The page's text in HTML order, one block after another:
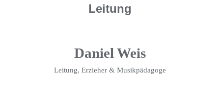
Leitung
Daniel Weis
Leitung, Erzieher & Musikpädagoge